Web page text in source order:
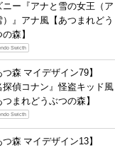
ニー『アナと雪の女王（ア
）』アナ風【あつまれどう
森】
Swicth
つ森 マイデザイン79】
探偵コナン』怪盗キッド風
つまれどうぶつの森】
Swicth
つ森 マイデザイン13】